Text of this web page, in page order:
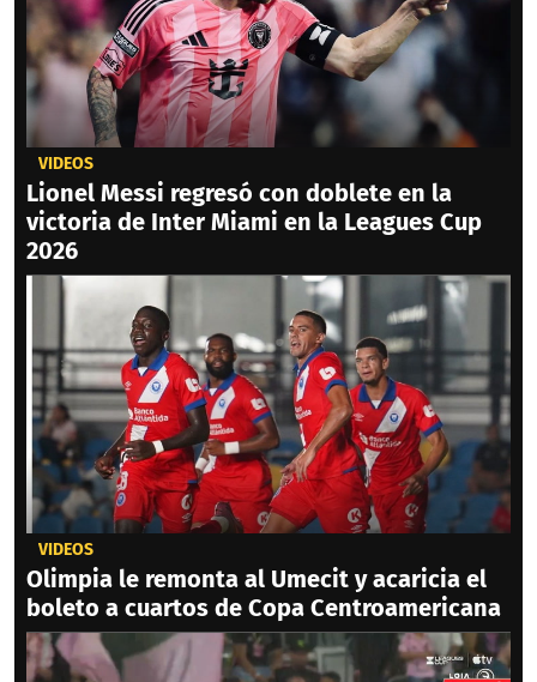
VIDEOS
Lionel Messi regresó con doblete en la
victoria de Inter Miami en la Leagues Cup
2026
VIDEOS
Olimpia le remonta al Umecit y acaricia el
boleto a cuartos de Copa Centroamericana